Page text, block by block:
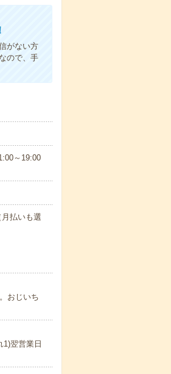
がない方
ので、手
～19:00
払いも選
おじいち
翌営業日